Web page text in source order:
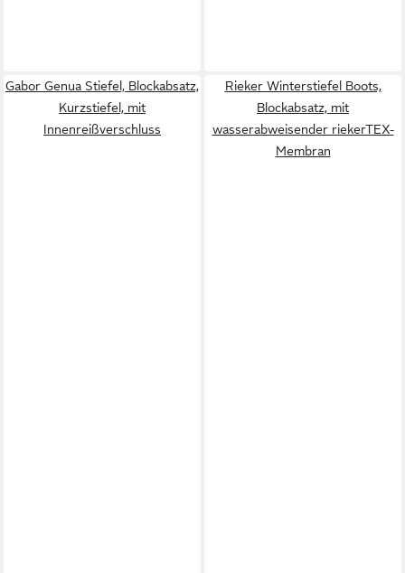
Gabor Genua Stiefel, Blockabsatz,
Kurzstiefel, mit
Innenreißverschluss
Rieker Winterstiefel Boots,
Blockabsatz, mit
wasserabweisender riekerTEX-
Membran